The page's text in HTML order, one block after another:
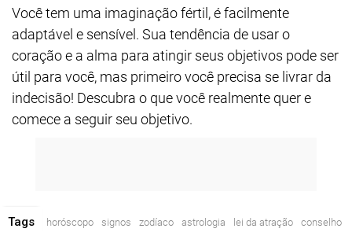
Você tem uma imaginação fértil, é facilmente
adaptável e sensível. Sua tendência de usar o
coração e a alma para atingir seus objetivos pode ser
útil para você, mas primeiro você precisa se livrar da
indecisão! Descubra o que você realmente quer e
comece a seguir seu objetivo.
Tags horóscopo signos zodíaco astrologia lei da atração conselho